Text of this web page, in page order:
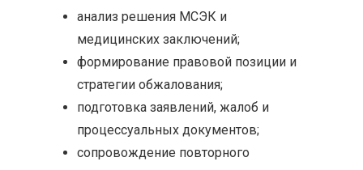
анализ решения МСЭК и
медицинских заключений;
формирование правовой позиции и
стратегии обжалования;
подготовка заявлений, жалоб и
процессуальных документов;
сопровождение повторного